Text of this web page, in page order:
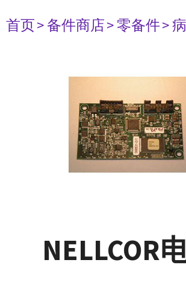
首页> 备件商店> 零备件>
NELLCOR